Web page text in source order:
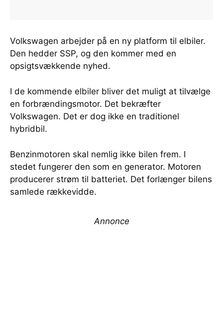
Volkswagen arbejder på en ny platform til elbiler.
Den hedder SSP, og den kommer med en
opsigtsvækkende nyhed.
I de kommende elbiler bliver det muligt at tilvælge
en forbrændingsmotor. Det bekræfter
Volkswagen. Det er dog ikke en traditionel
hybridbil.
Benzinmotoren skal nemlig ikke bilen frem. I
stedet fungerer den som en generator. Motoren
producerer strøm til batteriet. Det forlænger bilens
samlede rækkevidde.
Annonce